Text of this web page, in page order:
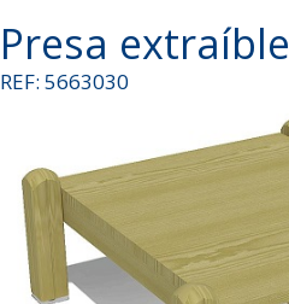
Presa extraíble
REF: 5663030